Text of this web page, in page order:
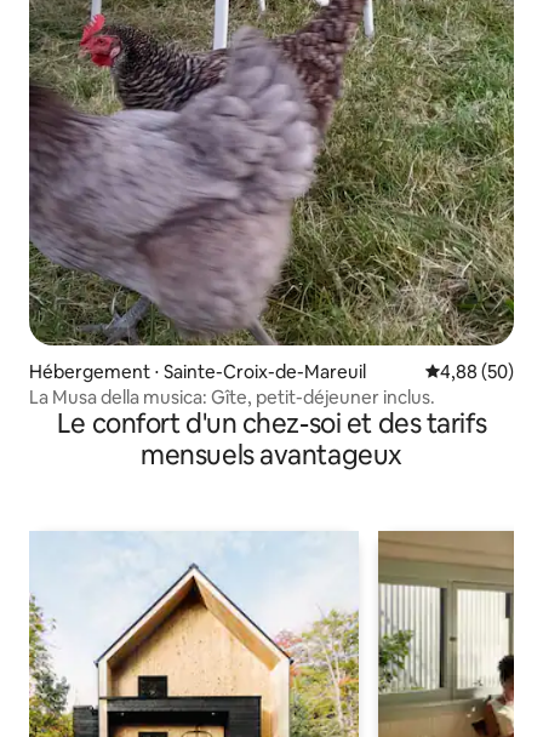
Hébergement ⋅ Sainte-Croix-de-Mareuil Évaluation
4,88 (50)
La Musa della musica: Gîte, petit-déjeuner inclus.
Le confort d'un chez-soi et des tarifs
mensuels avantageux